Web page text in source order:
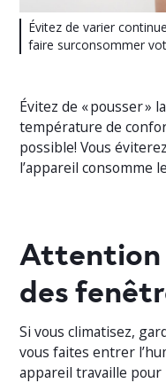
Évitez de varier
faire surconsommer
Évitez de « pousser »
température de
possible! Vous
l’appareil consomme
Attention
des
Si vous climatisez,
vous faites entrer
appareil travaille pour